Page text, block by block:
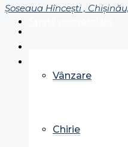
Vânzare
Chirie
Șoseaua Hînceşti ,